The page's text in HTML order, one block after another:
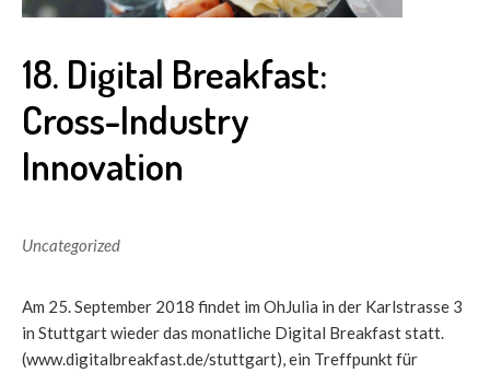
18. Digital Breakfast:
Cross-Industry
Innovation
Uncategorized
Am 25. September 2018 findet im OhJulia in der Karlstrasse 3
in Stuttgart wieder das monatliche Digital Breakfast statt.
(www.digitalbreakfast.de/stuttgart), ein Treffpunkt für